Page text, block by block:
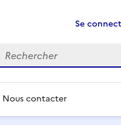
Se
Rechercher
Nous contacter